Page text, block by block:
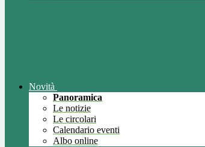
Novità
Panoramica
Le notizie
Le circolari
Calendario eventi
Albo online